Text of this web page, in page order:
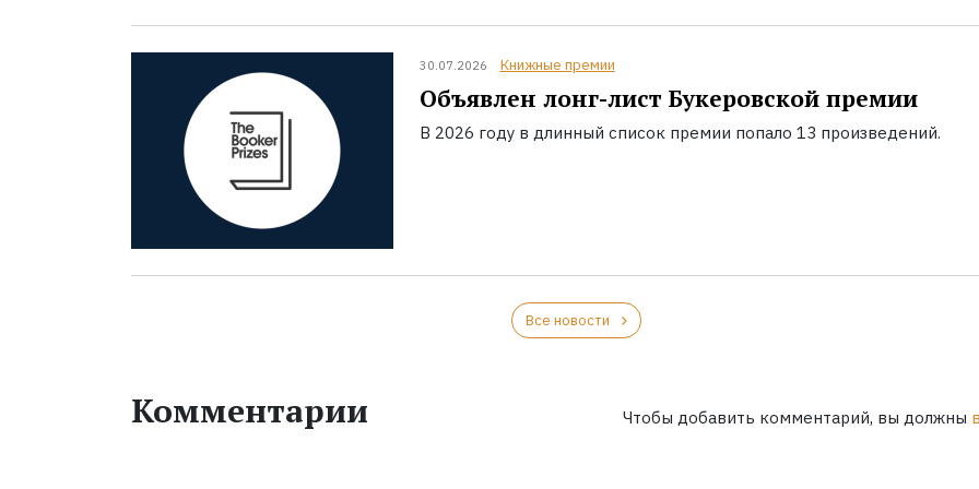
30.07.2026 Книжные премии
Объявлен лонг-лист Букеровской премии
В 2026 году в длинный список премии попало 13 произведений.
Все новости
Комментарии Чтобы добавить комментарий, вы должны